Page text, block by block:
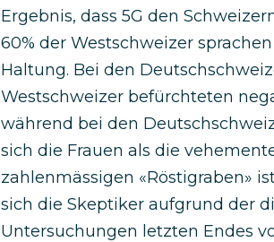
Ergebnis, dass 5G den
60% der Westschweizer
Haltung. Bei den
Westschweizer befürchteten
während bei den
sich die Frauen als die
zahlenmässigen «Röstigraben»
sich die Skeptiker aufgrund der
Untersuchungen letzten Endes